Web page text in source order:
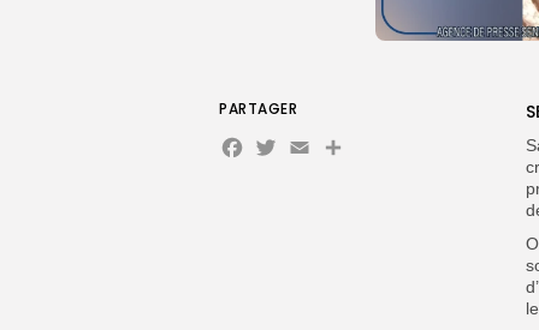
PARTAGER
Facebook
Twitter
Email